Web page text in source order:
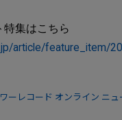
特集はこちら
article/feature_item/
ーレコード オンライン ニュ